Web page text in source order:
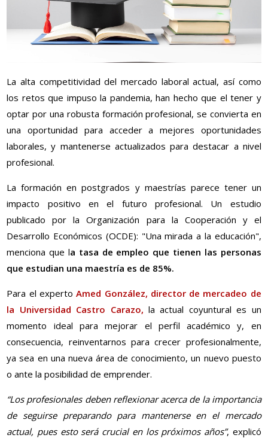
La alta competitividad del mercado laboral actual, así como
los retos que impuso la pandemia, han hecho que el tener y
optar por una robusta formación profesional, se convierta en
una oportunidad para acceder a mejores oportunidades
laborales, y mantenerse actualizados para destacar a nivel
profesional.
La formación en postgrados y maestrías parece tener un
impacto positivo en el futuro profesional. Un estudio
publicado por la Organización para la Cooperación y el
Desarrollo Económicos (OCDE): "Una mirada a la educación",
menciona que la tasa de empleo que tienen las personas
que estudian una maestría es de 85%.
Para el expertoAmed González, director de mercadeo de
la Universidad Castro Carazo, la actual coyuntural es un
momento ideal para mejorar el perfil académico y, en
consecuencia, reinventarnos para crecer profesionalmente,
ya sea en una nueva área de conocimiento, un nuevo puesto
o ante la posibilidad de emprender.
“Los profesionales deben reflexionar acerca de la importancia
de seguirse preparando para mantenerse en el mercado
actual, pues esto será crucial en los próximos años”, explicó